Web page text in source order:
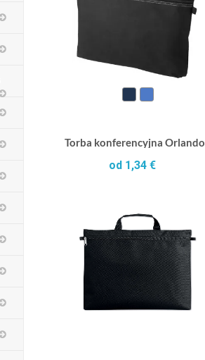
Torba konferencyjna Orlando
od 1,34 €